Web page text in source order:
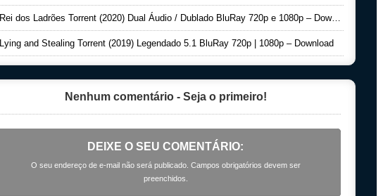
Rei dos Ladrões Torrent (2020) Dual Áudio / Dublado BluRay 720p e 1080p – Download
Lying and Stealing Torrent (2019) Legendado 5.1 BluRay 720p | 1080p – Download
Nenhum comentário - Seja o primeiro!
DEIXE O SEU COMENTÁRIO:
O seu endereço de e-mail não será publicado. Campos obrigatórios devem ser
preenchidos.